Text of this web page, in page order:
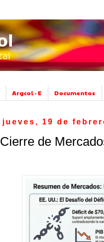
Argcol - E Documentos
jueves, 19 de
Cierre de